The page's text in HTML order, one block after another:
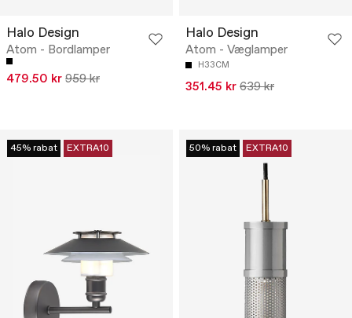
Halo Design
Atom - Bordlamper
479.50 kr 959 kr
Halo Design
Atom - Væglamper
H33CM
351.45 kr 639 kr
45% rabat EXTRA10 50% rabat EXTRA10